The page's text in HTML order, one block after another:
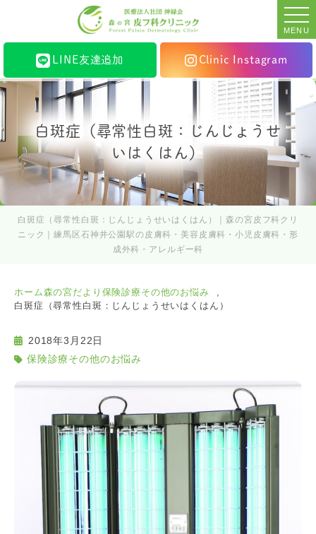
MENU
LINE友達追加 Clinic Instagram
白斑症（尋常性白斑：じんじょうせ
いはくはん）
白斑症（尋常性白斑：じんじょうせいはくはん）｜森の宮皮フ科クリ
ニック｜練馬区石神井公園駅の皮膚科・美容皮膚科・小児皮膚科・形
成外科・アレルギー科
ホーム森の宮だより 保険診療その他のお悩み
白斑症（尋常性白斑：じんじょうせいはくはん）
2018年3月22日
保険診療その他のお悩み